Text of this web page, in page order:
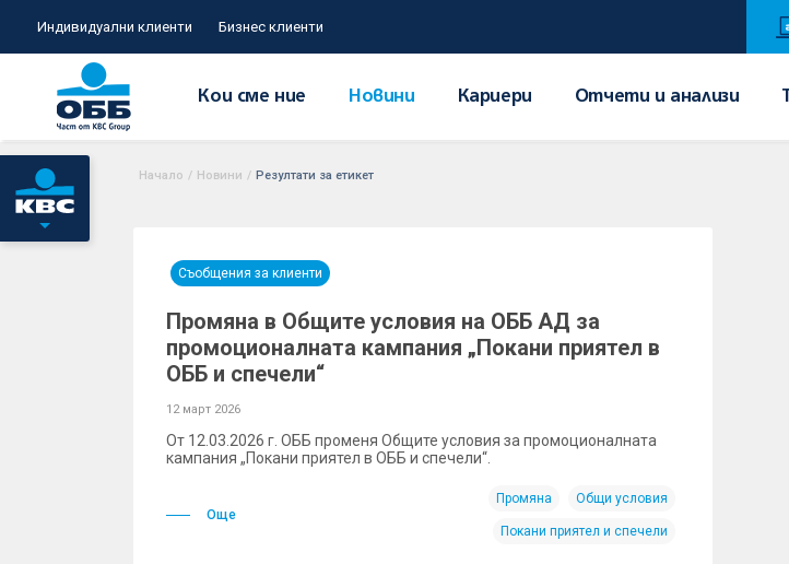
Индивидуални клиенти Бизнес клиенти
Кои сме ние Новини Кариери Отчети и анализи
Начало / Новини / Резултати за етикет
Съобщения за клиенти
Промяна в Общите условия на ОББ АД за
промоционалната кампания „Покани приятел в
ОББ и спечели“
12 март 2026
От 12.03.2026 г. ОББ променя Общите условия за промоционалната
кампания „Покани приятел в ОББ и спечели“.
Още
Промяна Общи условия
Покани приятел и спечели